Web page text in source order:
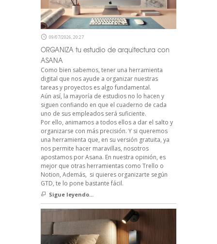
09/07/2026, 20:27
ORGANIZA tu estudio de arquitectura con
ASANA
Como bien sabemos, tener una herramienta
digital que nos ayude a organizar nuestras
tareas y proyectos es algo fundamental.
Aún así, la mayoría de estudios no lo hacen y
siguen confiando en que el cuaderno de cada
uno de sus empleados será suficiente.
Por ello, animamos a todos ellos a dar el salto y
organizarse con más precisión. Y si queremos
una herramienta que, en su versión gratuita, ya
nos permite hacer maravillas, nosotros
apostamos por Asana. En nuestra opinión, es
mejor que otras herramientas como Trello o
Notion, Además, si quieres organizarte según
GTD, te lo pone bastante fácil.
Sigue leyendo...